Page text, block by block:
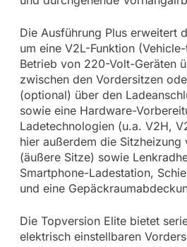
Die Ausführung Plus erweitert
um eine V2L-Funktion
Betrieb von 220-Volt-Geräten
zwischen den Vordersitzen
(optional) über den
sowie eine Hardware-
Ladetechnologien (u.a. V2H,
hier außerdem die Sitzheizung
(äußere Sitze) sowie
Smartphone-Ladestation,
und eine
Die Topversion Elite bietet
elektrisch einstellbaren